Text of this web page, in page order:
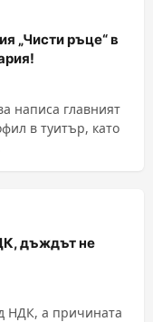
„Чисти ръце“ в
написа главният
в туитър, като
дъждът не
НДК, а причината